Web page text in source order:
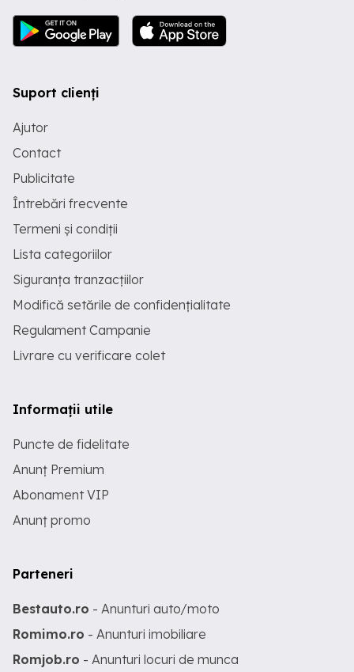
Suport clienți
Ajutor
Contact
Publicitate
Întrebări frecvente
Termeni și condiții
Lista categoriilor
Siguranța tranzacțiilor
Modifică setările de confidențialitate
Regulament Campanie
Livrare cu verificare colet
Informații utile
Puncte de fidelitate
Anunț Premium
Abonament VIP
Anunț promo
Parteneri
Bestauto.ro - Anunturi auto/moto
Romimo.ro - Anunturi imobiliare
Romjob.ro - Anunturi locuri de munca